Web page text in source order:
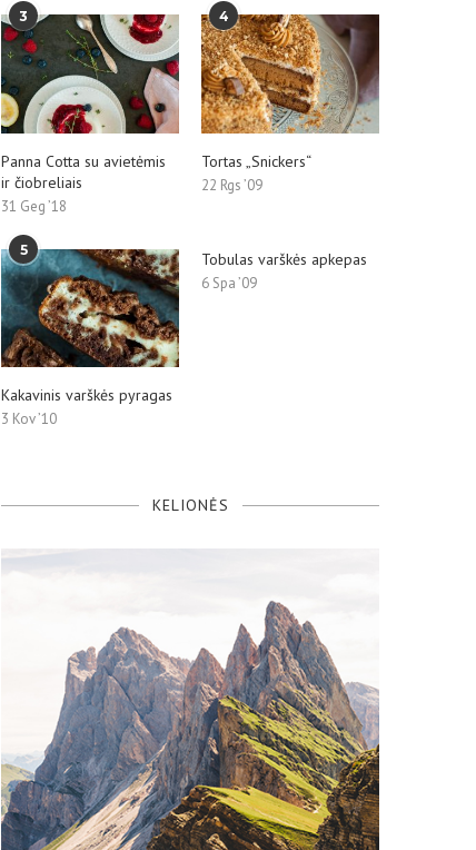
3
Panna Cotta su avietėmis
ir čiobreliais
31 Geg ’18
4
Tortas „Snickers“
22 Rgs ’09
5
Kakavinis varškės pyragas
3 Kov ’10
Tobulas varškės apkepas
6 Spa ’09
KELIONĖS